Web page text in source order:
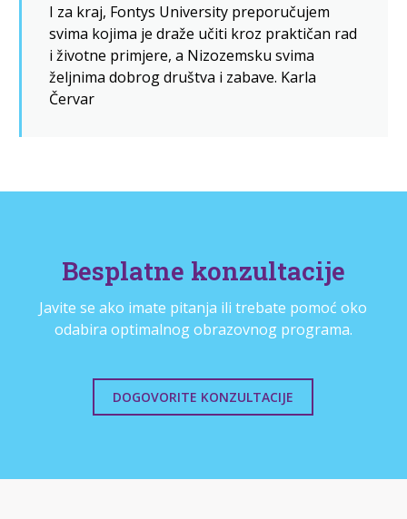
I za kraj, Fontys University preporučujem
svima kojima je draže učiti kroz praktičan rad
i životne primjere, a Nizozemsku svima
željnima dobrog društva i zabave. Karla
Červar
Besplatne konzultacije
Javite se ako imate pitanja ili trebate pomoć oko
odabira optimalnog obrazovnog programa.
DOGOVORITE KONZULTACIJE